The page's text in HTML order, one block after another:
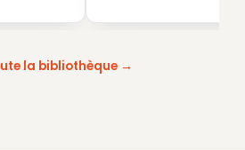
la bibliothèque